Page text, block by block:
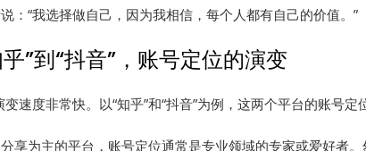
：“我选择做自己，因为我相信，每个人都有自己的价值。”
”到“抖音”，账号定位的演变
速度非常快。以“知乎”和“抖音”为例，这两个平台的账号定
享为主的平台，账号定位通常是专业领域的专家或爱好者